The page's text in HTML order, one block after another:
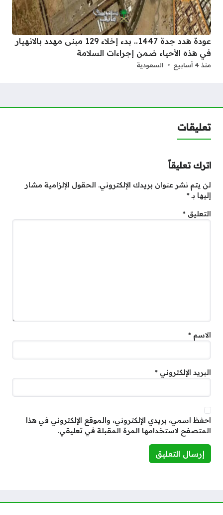
عودة هدد جدة 1447.. بدء إخلاء 129 مبنى مهدد بالانهيار
في هذه الأحياء ضمن إجراءات السلامة
منذ 4 أسابيع السعودية
تعليقات
اترك تعليقاً
لن يتم نشر عنوان بريدك الإلكتروني. الحقول الإلزامية مشار
إليها بـ*
التعليق *
الاسم *
البريد الإلكتروني *
احفظ اسمي، بريدي الإلكتروني، والموقع الإلكتروني في هذا
المتصفح لاستخدامها المرة المقبلة في تعليقي.